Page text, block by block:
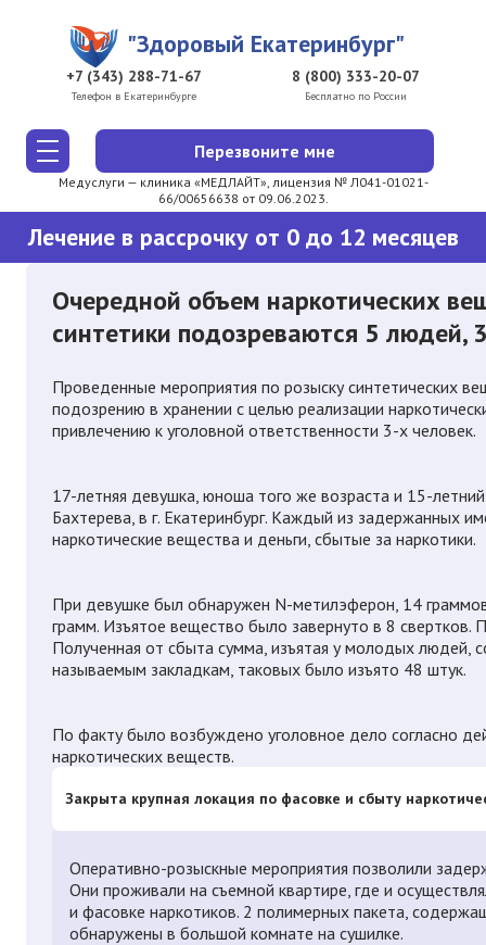
"Здоровый Екатеринбург"
+7 (343) 288-71-67
Телефон в Екатеринбурге
8 (800) 333-20-07
Бесплатно по России
Перезвоните мне
Медуслуги — клиника «МЕДЛАЙТ», лицензия № Л041-01021-
66/00656638 от 09.06.2023.
Лечение в рассрочку от 0 до 12 месяцев
Очередной объем наркотических
синтетики подозреваются 5 людей,
Проведенные мероприятия по розыску синтетических
подозрению в хранении с целью реализации
привлечению к уголовной ответственности 3-х человек.
17-летняя девушка, юноша того же возраста и 15-
Бахтерева, в г. Екатеринбург. Каждый из задержанных
наркотические вещества и деньги, сбытые за наркотики.
При девушке был обнаружен N-метилэферон, 14
грамм. Изъятое вещество было завернуто в 8
Полученная от сбыта сумма, изъятая у молодых людей,
называемым закладкам, таковых было изъято 48 штук.
По факту было возбуждено уголовное дело согласно
наркотических веществ.
Закрыта крупная локация по фасовке и сбыту
Оперативно-розыскные мероприятия позволили
Они проживали на съемной квартире, где и
и фасовке наркотиков. 2 полимерных пакета,
обнаружены в большой комнате на сушилке.